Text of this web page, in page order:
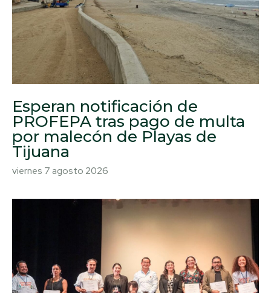
Esperan notificación de
PROFEPA tras pago de multa
por malecón de Playas de
Tijuana
viernes 7 agosto 2026